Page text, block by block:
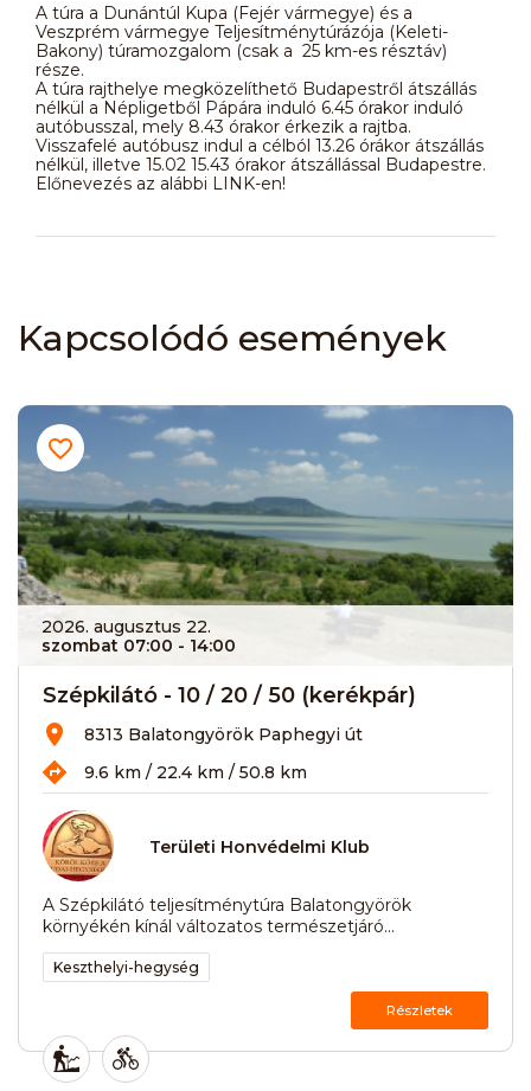
A túra a Dunántúl Kupa (Fejér vármegye) és a
Veszprém vármegye Teljesítménytúrázója (Keleti-
Bakony) túramozgalom (csak a 25 km-es résztáv)
része.
A túra rajthelye megközelíthető Budapestről átszállás
nélkül a Népligetből Pápára induló 6.45 órakor induló
autóbusszal, mely 8.43 órakor érkezik a rajtba.
Visszafelé autóbusz indul a célból 13.26 órákor átszállás
nélkül, illetve 15.02 15.43 órakor átszállással Budapestre.
Előnevezés az alábbi LINK-en!
Kapcsolódó események
2026. augusztus 22.
szombat 07:00 - 14:00
Szépkilátó - 10 / 20 / 50 (kerékpár)
8313 Balatongyörök Paphegyi út
9.6 km / 22.4 km / 50.8 km
Területi Honvédelmi Klub
A Szépkilátó teljesítménytúra Balatongyörök
környékén kínál változatos természetjáró...
Keszthelyi-hegység
Részletek